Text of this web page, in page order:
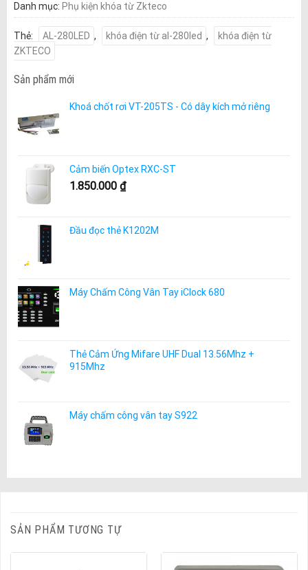
Danh mục: Phụ kiện khóa từ Zkteco
Thẻ: AL-280LED , khóa điện từ al-280led ,
khóa điện từ
ZKTECO
Sản phẩm mới
Khoá chốt rơi VT-205TS - Có dây kích mở riêng
Cảm biến Optex RXC-ST
1.850.000 ₫
Đầu đọc thẻ K1202M
Máy Chấm Công Vân Tay iClock 680
Thẻ Cảm Ứng Mifare UHF Dual 13.56Mhz +
915Mhz
Máy chấm công vân tay S922
SẢN PHẨM TƯƠNG TỰ